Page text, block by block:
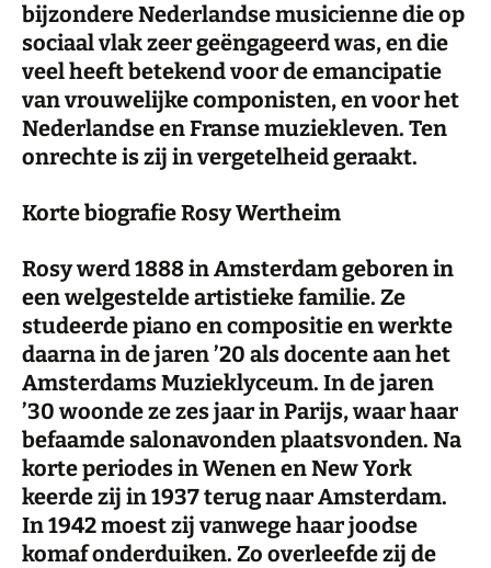
bijzondere Nederlandse musicienne die op
sociaal vlak zeer geëngageerd was, en die
veel heeft betekend voor de emancipatie
van vrouwelijke componisten, en voor het
Nederlandse en Franse muziekleven. Ten
onrechte is zij in vergetelheid geraakt.
Korte biografie Rosy Wertheim
Rosy werd 1888 in Amsterdam geboren in
een welgestelde artistieke familie. Ze
studeerde piano en compositie en werkte
daarna in de jaren ’20 als docente aan het
Amsterdams Muzieklyceum. In de jaren
’30 woonde ze zes jaar in Parijs, waar haar
befaamde salonavonden plaatsvonden. Na
korte periodes in Wenen en New York
keerde zij in 1937 terug naar Amsterdam.
In 1942 moest zij vanwege haar joodse
komaf onderduiken. Zo overleefde zij de